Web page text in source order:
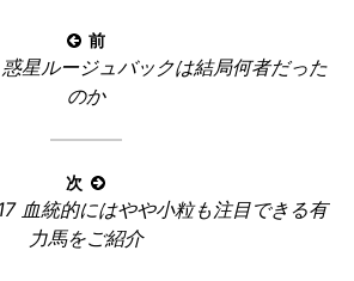
前
星ルージュバックは結局何者だった
のか
次
血統的にはやや小粒も注目できる有
力馬をご紹介